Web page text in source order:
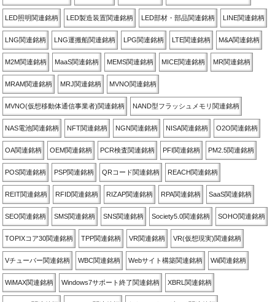
LED照明関連銘柄 LED製造装置関連銘柄 LED部材・部品関連銘柄 LINE関連銘柄
LNG関連銘柄 LNG運搬船関連銘柄 LPG関連銘柄 LTE関連銘柄 M&A関連銘柄
M2M関連銘柄 MaaS関連銘柄 MEMS関連銘柄 MICE関連銘柄 MR関連銘柄
MRAM関連銘柄 MRJ関連銘柄 MVNO関連銘柄
MVNO(仮想移動体通信事業者)関連銘柄 NAND型フラッシュメモリ関連銘柄
NAS電池関連銘柄 NFT関連銘柄 NGN関連銘柄 NISA関連銘柄 O2O関連銘柄
OA関連銘柄 OEM関連銘柄 PCR検査関連銘柄 PFI関連銘柄 PM2.5関連銘柄
POS関連銘柄 PSP関連銘柄 QRコード関連銘柄 REACH関連銘柄
REIT関連銘柄 RFID関連銘柄 RIZAP関連銘柄 RPA関連銘柄 SaaS関連銘柄
SEO関連銘柄 SMS関連銘柄 SNS関連銘柄 Society5.0関連銘柄 SOHO関連銘柄
TOPIXコア30関連銘柄 TPP関連銘柄 VR関連銘柄 VR(仮想現実)関連銘柄
Vチューバー関連銘柄 WBC関連銘柄 Webサイト構築関連銘柄 Wii関連銘柄
WiMAX関連銘柄 Windows7サポート終了関連銘柄 XBRL関連銘柄